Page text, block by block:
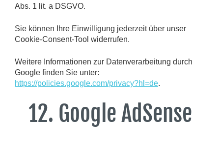
Abs. 1 lit. a DSGVO.
Sie können Ihre Einwilligung jederzeit über unser
Cookie-Consent-Tool widerrufen.
Weitere Informationen zur Datenverarbeitung durch
Google finden Sie unter:
https://policies.google.com/privacy?hl=de.
12. Google AdSense